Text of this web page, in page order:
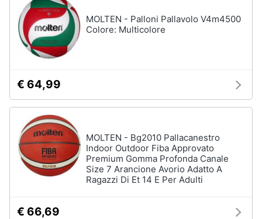
MOLTEN - Palloni Pallavolo V4m4500
Colore: Multicolore
€ 64,99
MOLTEN - Bg2010 Pallacanestro
Indoor Outdoor Fiba Approvato
Premium Gomma Profonda Canale
Size 7 Arancione Avorio Adatto A
Ragazzi Di Et 14 E Per Adulti
€ 66,69